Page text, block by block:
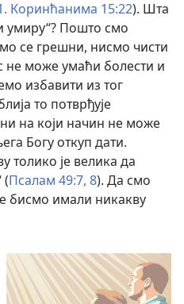
Коринћанима 15:22). Шта
умиру“? Пошто смо
се грешни, нисмо чисти
не може умаћи болести и
избавити из тог
то потврђује
на који начин не може
Богу откуп дати.
толико је велика да
(Псалам 49:7, 8). Да смо
бисмо имали никакву